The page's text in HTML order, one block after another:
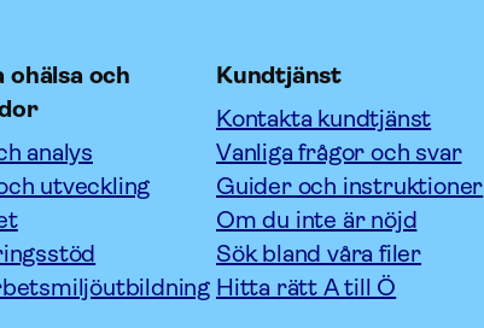
ohälsa och
analys
utveckling
Kundtjänst
Kontakta kundtjänst
Vanliga frågor och svar
Guider och instruktioner
Om du inte är nöjd
Sök bland våra filer
Hitta rätt A till Ö